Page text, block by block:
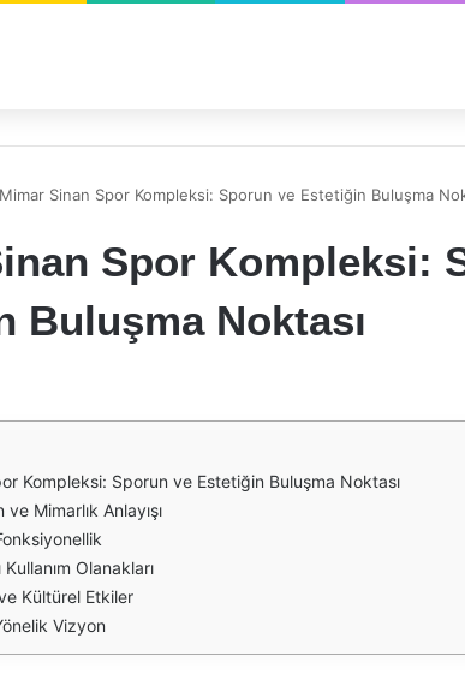
Mimar Sinan Spor Kompleksi: Sporun ve Estetiğin Buluşma
Spor Kompleksi:
Buluşma Noktası
Kompleksi: Sporun ve Estetiğin Buluşma Noktası
Mimarlık Anlayışı
Kullanım Olanakları
Kültürel Etkiler
Vizyon